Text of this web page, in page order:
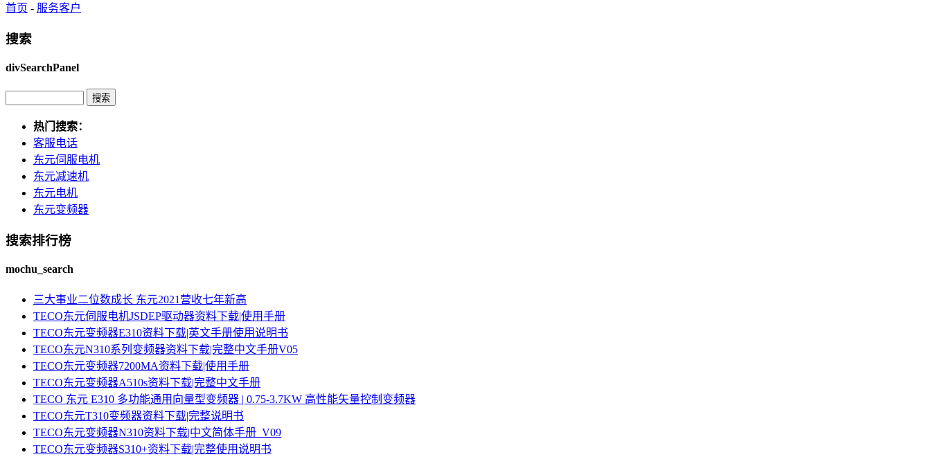
首页 - 服务客户
搜索
divSearchPanel
热门搜索：
客服电话
东元伺服电机
东元减速机
东元电机
东元变频器
搜索排行榜
mochu_search
三大事业二位数成长 东元2021营收七年新高
TECO东元伺服电机JSDEP驱动器资料下载|使用手册
TECO东元变频器E310资料下载|英文手册使用说明书
TECO东元N310系列变频器资料下载|完整中文手册V05
TECO东元变频器7200MA资料下载|使用手册
TECO东元变频器A510s资料下载|完整中文手册
TECO 东元 E310 多功能通用向量型变频器 | 0.75-3.7KW 高性能矢量控制变频器
TECO东元T310变频器资料下载|完整说明书
TECO东元变频器N310资料下载|中文简体手册_V09
TECO东元变频器S310+资料下载|完整使用说明书